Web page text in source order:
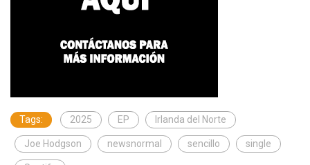
Tags: 2025 EP Irlanda del Norte
Joe Hodgson newsnormal sencillo single